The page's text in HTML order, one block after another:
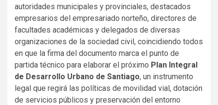
autoridades municipales y provinciales, destacados
empresarios del empresariado norteño, directores de
facultades académicas y delegados de diversas
organizaciones de la sociedad civil, coincidiendo todos
en que la firma del documento marca el punto de
partida técnico para elaborar el próximo Plan Integral
de Desarrollo Urbano de Santiago, un instrumento
legal que regirá las políticas de movilidad vial, dotación
de servicios públicos y preservación del entorno